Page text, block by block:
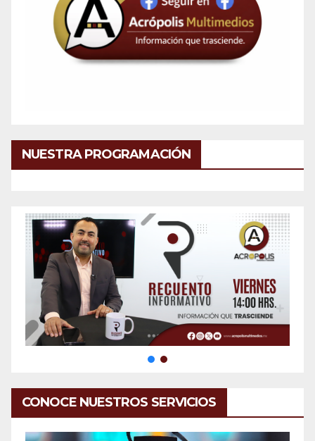
NUESTRA PROGRAMACIÓN
CONOCE NUESTROS SERVICIOS